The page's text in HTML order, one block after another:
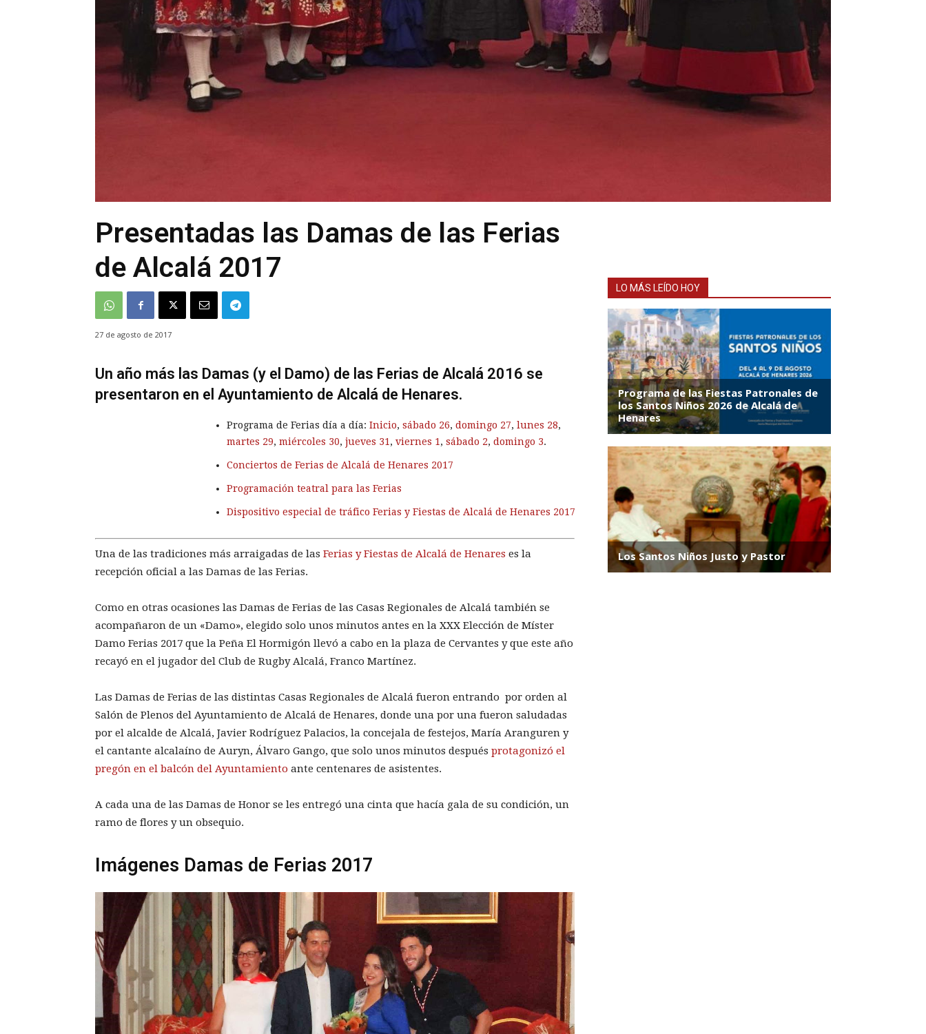
Presentadas las Damas de las Ferias
de Alcalá 2017
27 de agosto de 2017
Un año más las Damas (y el Damo) de las Ferias de Alcalá 2016 se
presentaron en el Ayuntamiento de Alcalá de Henares.
Programa de Ferias día a día: Inicio, sábado 26, domingo 27, lunes 28,
martes 29, miércoles 30, jueves 31, viernes 1, sábado 2, domingo 3.
Conciertos de Ferias de Alcalá de Henares 2017
Programación teatral para las Ferias
Dispositivo especial de tráfico Ferias y Fiestas de Alcalá de Henares 2017
Una de las tradiciones más arraigadas de las Ferias y Fiestas de Alcalá de Henares es la
recepción oficial a las Damas de las Ferias.
Como en otras ocasiones las Damas de Ferias de las Casas Regionales de Alcalá también se
acompañaron de un «Damo», elegido solo unos minutos antes en la XXX Elección de Míster
Damo Ferias 2017 que la Peña El Hormigón llevó a cabo en la plaza de Cervantes y que este año
recayó en el jugador del Club de Rugby Alcalá, Franco Martínez.
Las Damas de Ferias de las distintas Casas Regionales de Alcalá fueron entrando por orden al
Salón de Plenos del Ayuntamiento de Alcalá de Henares, donde una por una fueron saludadas
por el alcalde de Alcalá, Javier Rodríguez Palacios, la concejala de festejos, María Aranguren y
el cantante alcalaíno de Auryn, Álvaro Gango, que solo unos minutos después protagonizó el
pregón en el balcón del Ayuntamiento ante centenares de asistentes.
A cada una de las Damas de Honor se les entregó una cinta que hacía gala de su condición, un
ramo de flores y un obsequio.
Imágenes Damas de Ferias 2017
LO MÁS LEÍDO HOY